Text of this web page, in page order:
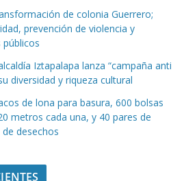
de colonia Guerrero;
prevención de violencia y
Iztapalapa lanza “campaña anti
diversidad y riqueza cultural
de lona para basura, 600 bolsas
metros cada una, y 40 pares de
desechos